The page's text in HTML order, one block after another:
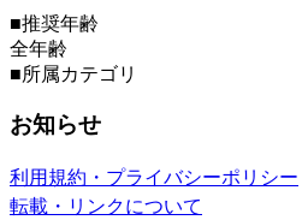
■推奨年齢
全年齢
■所属カテゴリ
お知らせ
利用規約・プライバシーポリシー
転載・リンクについて